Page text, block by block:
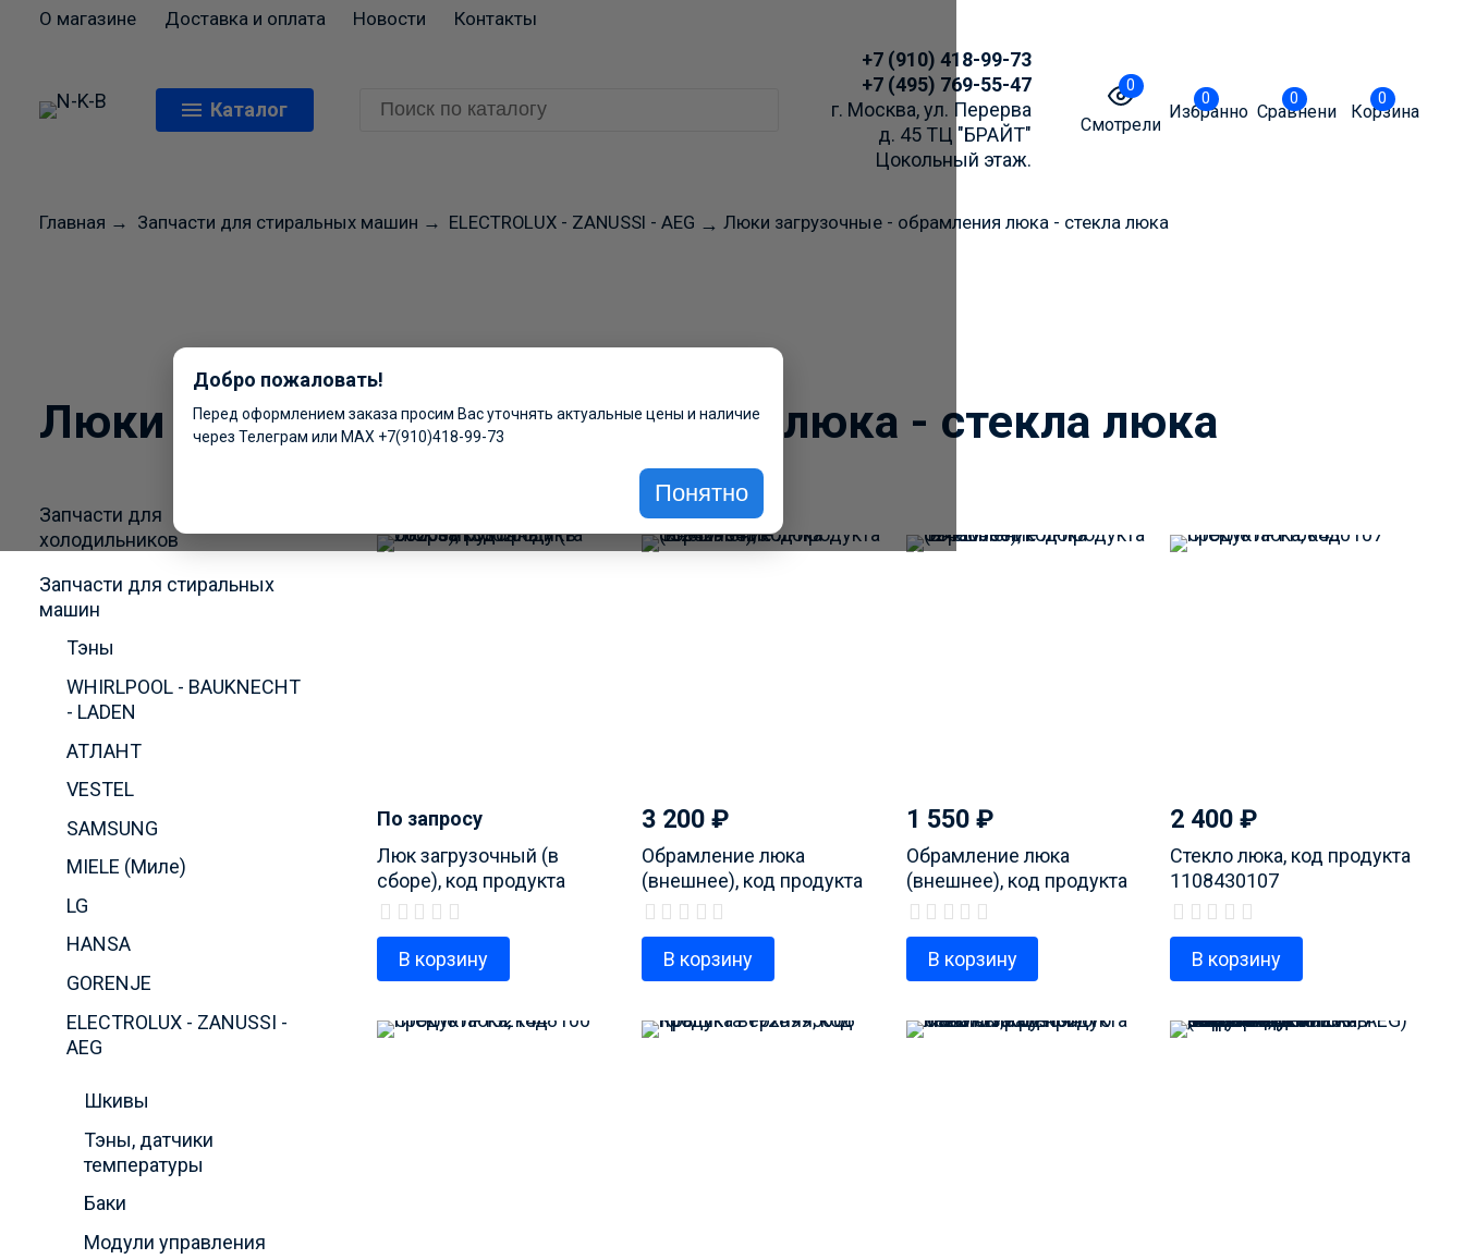
О магазине Доставка и оплата Новости Контакты
Каталог
+7 (910) 418-99-73
+7 (495) 769-55-47
г. Москва, ул. Перерва
д. 45 ТЦ "БРАЙТ"
Цокольный этаж.
0
Смотрели
0
Избранное
0
Сравнение
0
Корзина
Главная → Запчасти для стиральных машин → ELECTROLUX - ZANUSSI - AEG → Люки загрузочные - обрамления люка - стекла люка
цены и наличие через Telegram или MAX
Люки загрузочные - обрамления люка - стекла люка
Запчасти для
холодильников
Запчасти для стиральных
машин
Тэны
WHIRLPOOL - BAUKNECHT
- LADEN
АТЛАНТ
VESTEL
SAMSUNG
MIELE (Миле)
LG
HANSA
GORENJE
ELECTROLUX - ZANUSSI -
AEG
Шкивы
Тэны, датчики
температуры
Баки
Модули управления
По запросу
Люк загрузочный (в
сборе), код продукта
50253013002
В корзину
3 200₽
Обрамление люка
(внешнее), код продукта
1324293438
В корзину
1 550 ₽
Обрамление люка
(внешнее), код продукта
1248066001
В корзину
2 400₽
Стекло люка, код продукта
1108430107
В корзину
Добро пожаловать!
Перед оформлением заказа просим Вас уточнять актуальные цены и наличие
через Телеграм или MAX +7(910)418-99-73
Понятно